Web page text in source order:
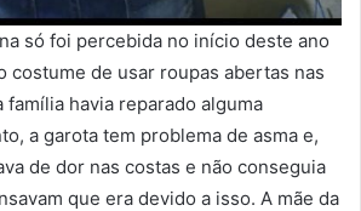
só foi percebida no início deste ano
costume de usar roupas abertas nas
família havia reparado alguma
a garota tem problema de asma e,
de dor nas costas e não conseguia
que era devido a isso. A mãe da